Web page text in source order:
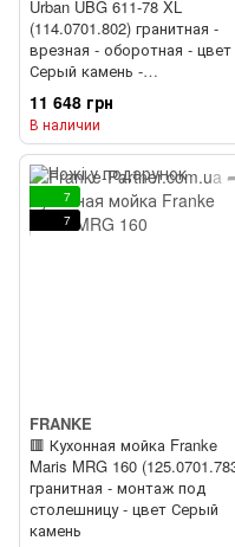
Urban UBG 611-78 XL
(114.0701.802) гранитная -
врезная - оборотная - цвет
Серый камень -
(пластиковый коландер в
комлекте)
11 648 грн
В наличии
7
7
FRANKE
🟥 Кухонная мойка Franke
Maris MRG 160
гранитная - монтаж под
столешницу - цвет Серый
камень